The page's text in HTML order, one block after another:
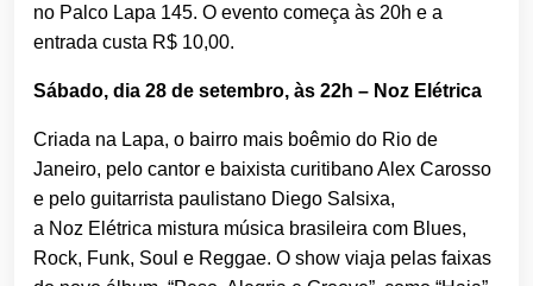
no Palco Lapa 145. O evento começa às 20h e a
entrada custa R$ 10,00.
Sábado, dia 28 de setembro, às 22h – Noz Elétrica
Criada na Lapa, o bairro mais boêmio do Rio de
Janeiro, pelo cantor e baixista curitibano Alex Carosso
e pelo guitarrista paulistano Diego Salsixa,
a Noz Elétrica mistura música brasileira com Blues,
Rock, Funk, Soul e Reggae. O show viaja pelas faixas